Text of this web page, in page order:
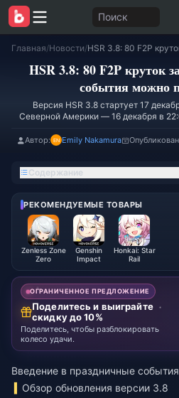
Поиск
Главная/Новости/
HSR 3.8: 80 F2P круток
события можно
Версия HSR 3.8 стартует 17
Северной Америки — 16 декабря в
Вы можете получить 80 F2P круток
Звёздного нефрита + 6 пропусков),
реликвий». Вы сохраните прогресс
Автор: Emily Nakamura
Содержание
РЕКОМЕНДУЕМЫЕ ТОВАРЫ
Zenless Zone
Zero
Genshin
Impact
Honkai: Star
Rail
ОГРАНИЧЕННОЕ ПРЕДЛОЖЕНИЕ
Поделитесь и выиграйте
скидку до 10%
Поделитесь, чтобы разблокировать
колесо удачи.
Введение в праздничные
Обзор обновления версии 3.8